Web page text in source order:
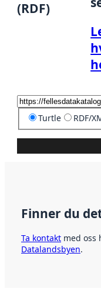
(RDF)
Turtle RDF/
Finner du
Ta kontakt med oss
Datalandsbyen.